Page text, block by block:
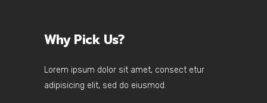
Why Pick Us?
Lorem ipsum dolor sit amet, consect etur
adipisicing elit, sed do eiusmod.